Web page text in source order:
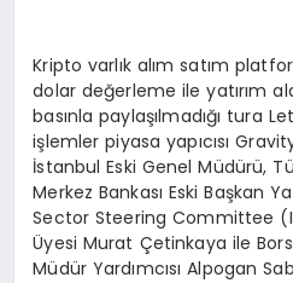
Kripto varlık alım satım
dolar değerleme ile yatırım
basınla paylaşılmadığı tura
işlemler piyasa yapıcısı
İstanbul Eski Genel Müdürü,
Merkez Bankası Eski Başkan
Sector Steering Committee
Üyesi Murat Çetinkaya ile
Müdür Yardımcısı Alpogan